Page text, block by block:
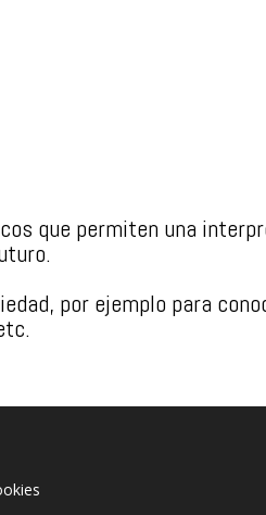
que permiten una
por ejemplo para